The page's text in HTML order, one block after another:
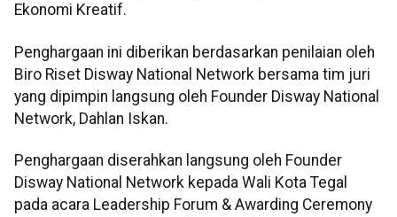
Ekonomi Kreatif.
Penghargaan ini diberikan berdasarkan penilaian oleh
Biro Riset Disway National Network bersama tim juri
yang dipimpin langsung oleh Founder Disway National
Network, Dahlan Iskan.
Penghargaan diserahkan langsung oleh Founder
Disway National Network kepada Wali Kota Tegal
pada acara Leadership Forum & Awarding Ceremony